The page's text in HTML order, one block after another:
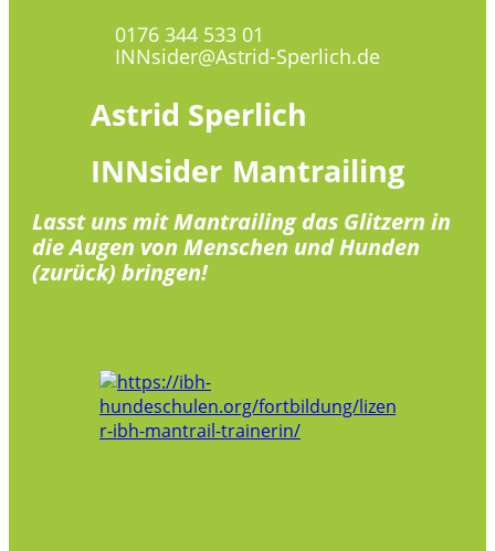
0176 344 533 01
INNsider@Astrid-Sperlich.de
Astrid Sperlich
INNsider Mantrailing
Lasst uns mit Mantrailing das Glitzern in
die Augen von Menschen und Hunden
(zurück) bringen!